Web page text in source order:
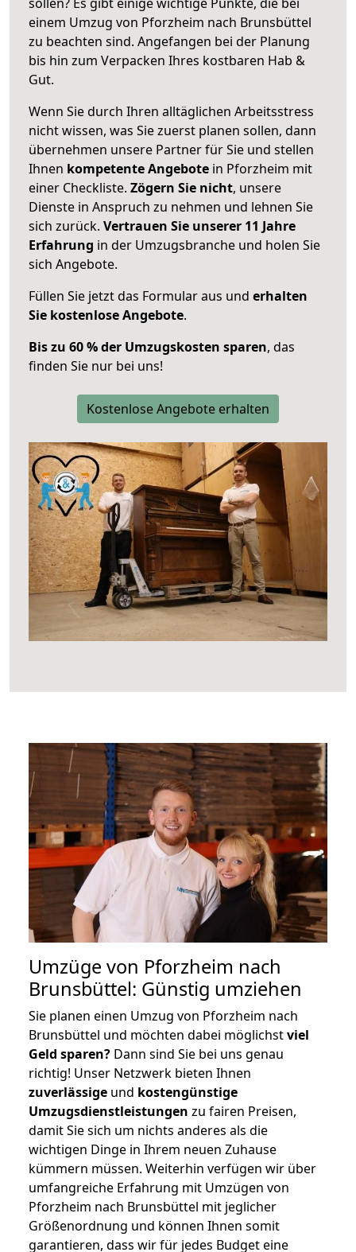
einem Umzug von Pforzheim nach Brunsbüttel
zu beachten sind. Angefangen bei der Planung
bis hin zum Verpacken Ihres kostbaren Hab &
Gut.
Wenn Sie durch Ihren alltäglichen Arbeitsstress
nicht wissen, was Sie zuerst planen sollen, dann
übernehmen unsere Partner für Sie und stellen
Ihnen kompetente Angebote in Pforzheim mit
einer Checkliste. Zögern Sie nicht, unsere
Dienste in Anspruch zu nehmen und lehnen Sie
sich zurück. Vertrauen Sie unserer 11 Jahre
Erfahrung in der Umzugsbranche und holen Sie
sich Angebote.
Füllen Sie jetzt das Formular aus und erhalten
Sie kostenlose Angebote.
Bis zu 60 % der Umzugskosten sparen, das
finden Sie nur bei uns!
Kostenlose Angebote erhalten
Umzüge von Pforzheim nach
Brunsbüttel: Günstig umziehen
Sie planen einen Umzug von Pforzheim nach
Brunsbüttel und möchten dabei möglichstviel
Geld sparen? Dann sind Sie bei uns genau
richtig! Unser Netzwerk bieten Ihnen
zuverlässige und kostengünstige
Umzugsdienstleistungen zu fairen Preisen,
damit Sie sich um nichts anderes als die
wichtigen Dinge in Ihrem neuen Zuhause
kümmern müssen. Weiterhin verfügen wir über
umfangreiche Erfahrung mit Umzügen von
Pforzheim nach Brunsbüttel mit jeglicher
Größenordnung und können Ihnen somit
garantieren, dass wir für jedes Budget eine